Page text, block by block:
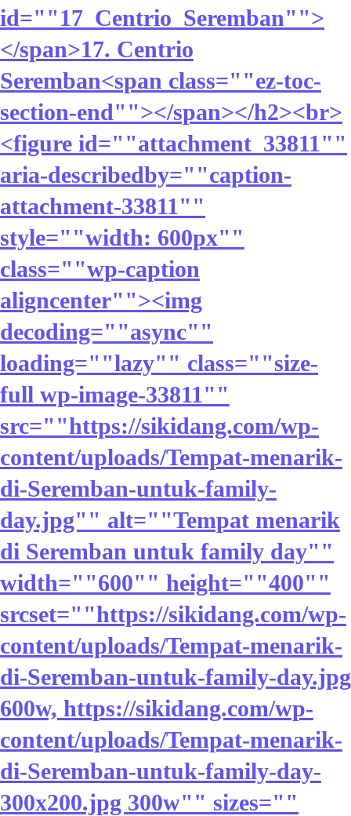
id=""17_Centrio_Seremban"">
</span>17. Centrio
Seremban<span class=""ez-toc-
section-end""></span></h2><br>
<figure id=""attachment_33811""
aria-describedby=""caption-
attachment-33811""
style=""width: 600px""
class=""wp-caption
aligncenter""><img
decoding=""async""
loading=""lazy"" class=""size-
full wp-image-33811""
src=""https://sikidang.com/wp-
content/uploads/Tempat-menarik-
di-Seremban-untuk-family-
day.jpg"" alt=""Tempat menarik
di Seremban untuk family day""
width=""600"" height=""400""
srcset=""https://sikidang.com/wp-
content/uploads/Tempat-menarik-
di-Seremban-untuk-family-day.jpg
600w, https://sikidang.com/wp-
content/uploads/Tempat-menarik-
di-Seremban-untuk-family-day-
300x200.jpg 300w"" sizes=""